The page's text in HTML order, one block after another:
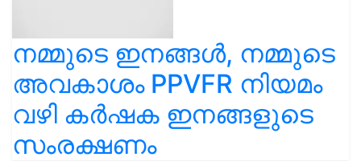
നമ്മുടെ ഇനങ്ങൾ, നമ്മുടെ
അവകാശം PPVFR നിയമം
വഴി കർഷക ഇനങ്ങളുടെ
സംരക്ഷണം